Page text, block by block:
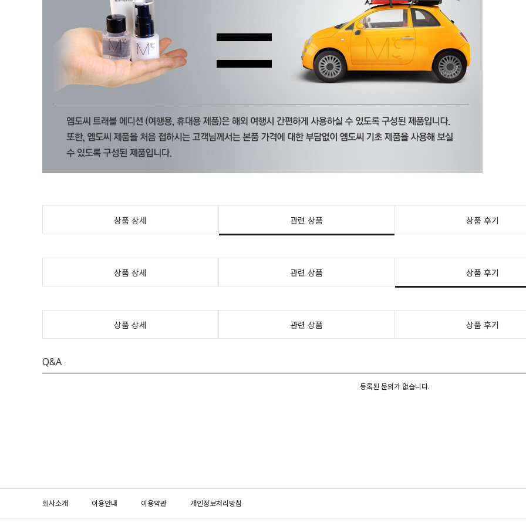
상품 상세 관련 상품 상품 후기
상품 상세 관련 상품 상품 후기
상품 상세 관련 상품 상품 후기
Q&A
등록된 문의가 없습니다.
회사소개 이용안내 이용약관 개인정보처리방침